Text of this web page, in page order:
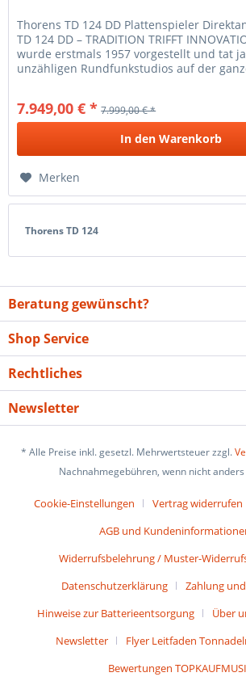
Thorens TD 124 DD Plattenspieler
TD 124 DD – TRADITION TRIFFT
wurde erstmals 1957 vorgestellt und tat
unzähligen Rundfunkstudios auf der
7.949,00 € * 7.999,00 € *
In den Warenkorb
Merken
Thorens TD 124
Beratung gewünscht?
Shop Service
Rechtliches
Newsletter
* Alle Preise inkl. gesetzl. Mehrwertsteuer zzgl.
Nachnahmegebühren, wenn nicht
Cookie-Einstellungen Vertrag widerrufen
AGB und
Widerrufsbelehrung / Muster-
Datenschutzerklärung
Zahlung
Hinweise zur Batterieentsorgung
Über
Newsletter
Flyer Leitfaden
Bewertungen